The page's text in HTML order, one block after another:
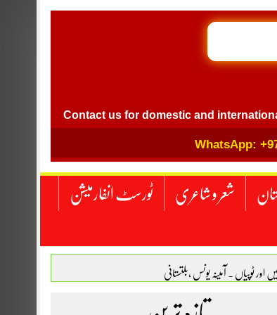
Contact us for domestic and international
WhatsApp:
شعر و شاعری ٹورسٹ انفارمیشن
اور ٹوپیاں . آمینہ یونس ،بلتستانی